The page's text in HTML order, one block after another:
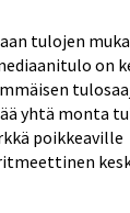
tulojen
on
yhtä monta
poikkeaville